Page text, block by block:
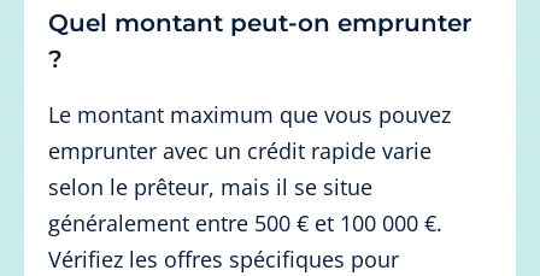
Quel montant peut-on emprunter
?
Le montant maximum que vous pouvez
emprunter avec un crédit rapide varie
selon le prêteur, mais il se situe
généralement entre 500 € et 100 000 €.
Vérifiez les offres spécifiques pour